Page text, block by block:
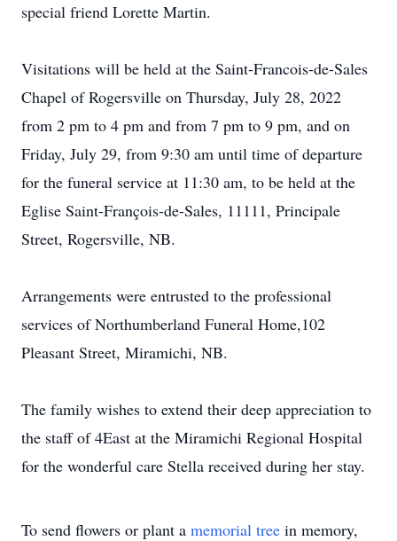
special friend Lorette Martin.
Visitations will be held at the Saint-Francois-de-Sales
Chapel of Rogersville on Thursday, July 28, 2022
from 2 pm to 4 pm and from 7 pm to 9 pm, and on
Friday, July 29, from 9:30 am until time of departure
for the funeral service at 11:30 am, to be held at the
Eglise Saint-François-de-Sales, 11111, Principale
Street, Rogersville, NB.
Arrangements were entrusted to the professional
services of Northumberland Funeral Home,102
Pleasant Street, Miramichi, NB.
The family wishes to extend their deep appreciation to
the staff of 4East at the Miramichi Regional Hospital
for the wonderful care Stella received during her stay.
To send flowers or plant a memorial tree in memory,